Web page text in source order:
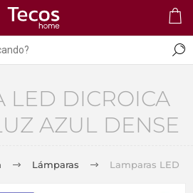
LED DICROICA
AZUL DENSE
Lámparas Lamparas LED